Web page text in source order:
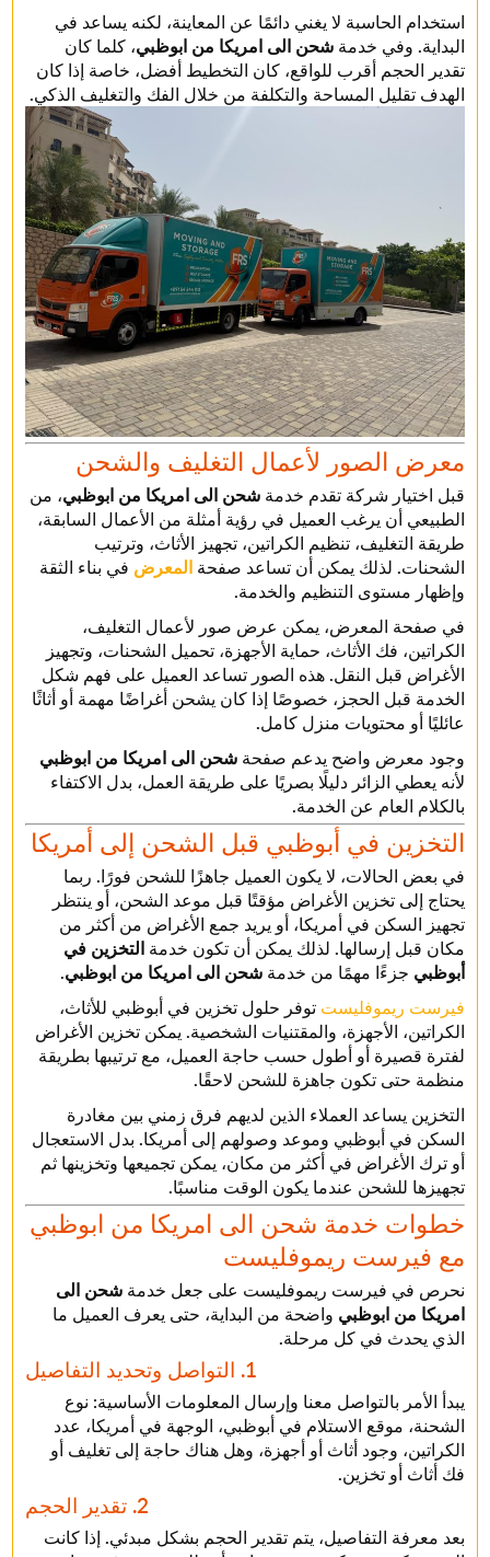
استخدام الحاسبة لا يغني دائمًا عن المعاينة، لكنه يساعد في
البداية. وفي خدمة شحن الى امريكا من ابوظبي، كلما كان
تقدير الحجم أقرب للواقع، كان التخطيط أفضل، خاصة إذا كان
الهدف تقليل المساحة والتكلفة من خلال الفك والتغليف الذكي.
معرض الصور لأعمال التغليف والشحن
قبل اختيار شركة تقدم خدمة شحن الى امريكا من ابوظبي، من
الطبيعي أن يرغب العميل في رؤية أمثلة من الأعمال السابقة،
طريقة التغليف، تنظيم الكراتين، تجهيز الأثاث، وترتيب
الشحنات. لذلك يمكن أن تساعد صفحة المعرض في بناء الثقة
وإظهار مستوى التنظيم والخدمة.
في صفحة المعرض، يمكن عرض صور لأعمال التغليف،
الكراتين، فك الأثاث، حماية الأجهزة، تحميل الشحنات، وتجهيز
الأغراض قبل النقل. هذه الصور تساعد العميل على فهم شكل
الخدمة قبل الحجز، خصوصًا إذا كان يشحن أغراضًا مهمة أو أثاثًا
عائليًا أو محتويات منزل كامل.
وجود معرض واضح يدعم صفحة شحن الى امريكا من ابوظبي
لأنه يعطي الزائر دليلًا بصريًا على طريقة العمل، بدل الاكتفاء
بالكلام العام عن الخدمة.
التخزين في أبوظبي قبل الشحن إلى أمريكا
في بعض الحالات، لا يكون العميل جاهزًا للشحن فورًا. ربما
يحتاج إلى تخزين الأغراض مؤقتًا قبل موعد الشحن، أو ينتظر
تجهيز السكن في أمريكا، أو يريد جمع الأغراض من أكثر من
مكان قبل إرسالها. لذلك يمكن أن تكون خدمة التخزين في
أبوظبي جزءًا مهمًا من خدمة شحن الى امريكا من ابوظبي.
فيرست ريموفليست توفر حلول تخزين في أبوظبي للأثاث،
الكراتين، الأجهزة، والمقتنيات الشخصية. يمكن تخزين الأغراض
لفترة قصيرة أو أطول حسب حاجة العميل، مع ترتيبها بطريقة
منظمة حتى تكون جاهزة للشحن لاحقًا.
التخزين يساعد العملاء الذين لديهم فرق زمني بين مغادرة
السكن في أبوظبي وموعد وصولهم إلى أمريكا. بدل الاستعجال
أو ترك الأغراض في أكثر من مكان، يمكن تجميعها وتخزينها ثم
تجهيزها للشحن عندما يكون الوقت مناسبًا.
خطوات خدمة شحن الى امريكا من ابوظبي
مع فيرست ريموفليست
نحرص في فيرست ريموفليست على جعل خدمة شحن الى
امريكا من ابوظبي واضحة من البداية، حتى يعرف العميل ما
الذي يحدث في كل مرحلة.
1. التواصل وتحديد التفاصيل
يبدأ الأمر بالتواصل معنا وإرسال المعلومات الأساسية: نوع
الشحنة، موقع الاستلام في أبوظبي، الوجهة في أمريكا، عدد
الكراتين، وجود أثاث أو أجهزة، وهل هناك حاجة إلى تغليف أو
فك أثاث أو تخزين.
2. تقدير الحجم
بعد معرفة التفاصيل، يتم تقدير الحجم بشكل مبدئي. إذا كانت